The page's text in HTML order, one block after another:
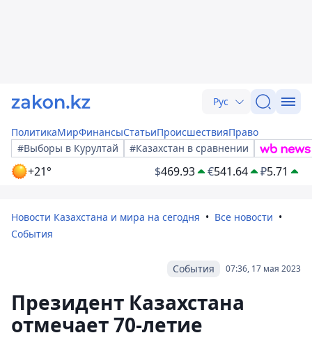
Рус
ПолитикаМирФинансыСтатьиПроисшествияПраво
#Выборы в Курултай
#Казахстан в сравнении
+21° $469.93 €541.64 ₽5.71
Новости Казахстана и мира на сегодня
Все новости
События
07:36, 17 мая 2023
События
Президент Казахстана
отмечает 70-летие